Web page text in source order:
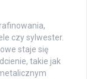
czy sylwester.
staje się
takie jak